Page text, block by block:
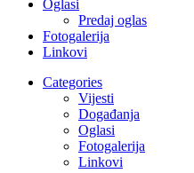
Oglasi
Predaj oglas
Fotogalerija
Linkovi
Categories
Vijesti
Događanja
Oglasi
Fotogalerija
Linkovi